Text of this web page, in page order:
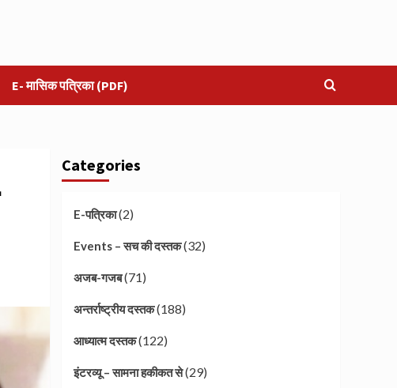
E- मासिक पत्रिका (PDF)
Categories
E-पत्रिका(2)
Events – सच की दस्तक(32)
अजब-गजब(71)
अन्तर्राष्ट्रीय दस्तक(188)
आध्यात्म दस्तक(122)
इंटरव्यू – सामना हकीकत से(29)